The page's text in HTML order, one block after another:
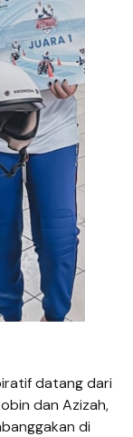
datang dari
dan Azizah,
di